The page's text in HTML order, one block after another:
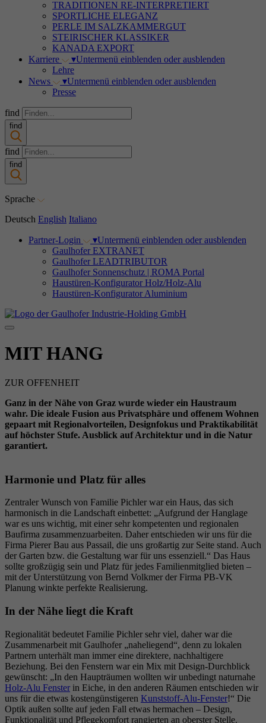
TRADITIONEN RE-INTERPRETIERT
SPORTLICHE ELEGANZ
PERLE IM SALZKAMMERGUT
STEIRISCHER KLASSIKER
KANADA EXPORT
Karriere
▾Untermenü einblenden oder ausblenden
Lehre
News
▾Untermenü einblenden oder ausblenden
Presse
find
find
find
find
Sprache
Deutsch English Italiano
Partner-Login ▾Untermenü einblenden oder ausblenden
Gaulhofer EXTRANET
Gaulhofer LEADTRIBUTOR
Gaulhofer Sonnenschutz | ROMA Portal
Haustüren-Konfigurator Holz/Holz-Alu
Haustüren-Konfigurator Aluminium
MIT HANG
ZUR OFFENHEIT
Ganz in der Nähe von Graz wurde wieder ein Haustraum
wahr. Die ideale Fusion aus Privatsphäre und offenem Wohnen
gepaart mit Regionalvorteilen, Designfokus und Praktikabilität
auf höchster Stufe. Ausblick auf Architektur und in die Natur
garantiert.
Harmonie und Platz für alles
Zentraler Wunsch von Familie Pichler war ein Haus, das sich
harmonisch in die Landschaft einbettet: „Aufgrund der Hanglage
war es uns wichtig, mit einer sehr kompetenten und regionalen
Baufirma zusammenzuarbeiten. Daher entschieden wir uns für die
Firma Pierer Bau aus Passail, die uns großartig zur Seite stand. Auch
der Garten bzw. die Gestaltung war für uns essenziell.“ Das Haus
sollte großzügig sein und Platz für jedes Familienmitglied bieten –
mit der Unterstützung von Bernd Volkmer der Firma PB-VK
Planung winkte perfekte Realisierung.
In der Nähe liegt die Kraft
Regionalität bedeutet Familie Pichler sehr viel, daher war die
Zusammenarbeit mit Gaulhofer „naheliegend“, denn zu lokalen
Partnern unterhält man immer eine direktere, nachhaltigere
Beziehung. Bei den Fenstern war ein Mix mit Design-Durchblick
gewünscht: „In den Haupträumen wollten wir unbedingt naturnahe
Holz-Alu Fenster in Eiche, in den anderen Räumen entschieden wir
uns für die etwas kostengünstigeren Kunststoff-Alu-Fenster!“ Die
Optik außen sollte auf jeden Fall etwas hermachen – Design,
Funktionalität und Pflegekomfort rangierten an oberster Stelle.